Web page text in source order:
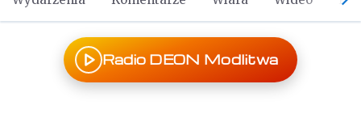
Radio DEON Modlitwa